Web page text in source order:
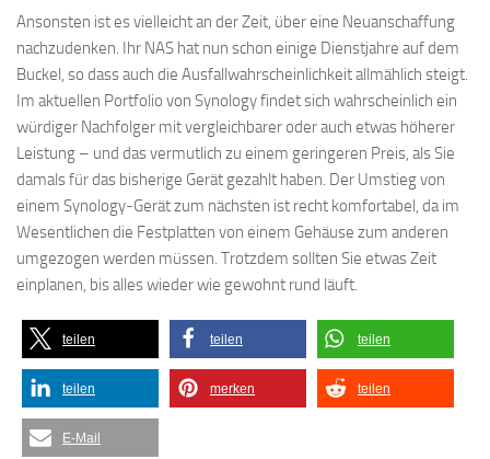
Ansonsten ist es vielleicht an der Zeit, über eine Neuanschaffung
nachzudenken. Ihr NAS hat nun schon einige Dienstjahre auf dem
Buckel, so dass auch die Ausfallwahrscheinlichkeit allmählich steigt.
Im aktuellen Portfolio von Synology findet sich wahrscheinlich ein
würdiger Nachfolger mit vergleichbarer oder auch etwas höherer
Leistung – und das vermutlich zu einem geringeren Preis, als Sie
damals für das bisherige Gerät gezahlt haben. Der Umstieg von
einem Synology-Gerät zum nächsten ist recht komfortabel, da im
Wesentlichen die Festplatten von einem Gehäuse zum anderen
umgezogen werden müssen. Trotzdem sollten Sie etwas Zeit
einplanen, bis alles wieder wie gewohnt rund läuft.
teilen teilen teilen
teilen merken teilen
E-Mail